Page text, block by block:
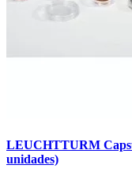
LEUCHTTURM
unidades)